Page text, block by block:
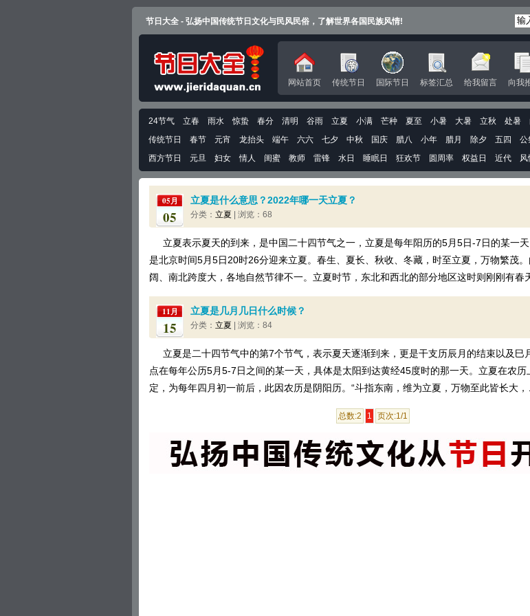
节日大全 - 弘扬中国传统节日文化与民风民俗，了解世界各国民族风情!
网站首页 传统节日 国际节日 标签汇总 给我留言 向我
24节气 立春 雨水 惊蛰 春分 清明 谷雨 立夏 小满 芒种 夏至 小暑 大暑 立秋 处暑
传统节日
春节 元宵 龙抬头 端午 六六 七夕 中秋 国庆 腊八 小年 腊月 除夕 五四 公
西方节日
元旦 妇女 情人 闺蜜 教师 雷锋 水日 睡眠日 狂欢节 圆周率 权益日 近代 风
05月
05
立夏是什么意思？2022年哪一天立夏？
分类： 立夏 | 浏览：68
立夏表示夏天的到来，是中国二十四节气之一，立夏是每年阳历的5月5日-7日的某一
是北京时间5月5日20时26分迎来立夏。春生、夏长、秋收、冬藏，时至立夏，万物繁茂
阔、南北跨度大，各地自然节律不一。立夏时节，东北和西北的部分地区这时则刚刚有春
11月
15
立夏是几月几日什么时候？
分类： 立夏 | 浏览：84
立夏是二十四节气中的第7个节气，表示夏天逐渐到来，更是干支历辰月的结束以及巳
点在每年公历5月5-7日之间的某一天，具体是太阳到达黄经45度时的那一天。立夏在农历
定，为每年四月初一前后，此因农历是阴阳历。“斗指东南，维为立夏，万物至此皆长大，
总数:2 1 页次:1/1